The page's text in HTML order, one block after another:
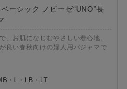
ーシック ノビーゼ“UNO”長
、お肌になじむやさしい着心地。
良い春秋向けの婦人用パジャマで
・L・LB・LT